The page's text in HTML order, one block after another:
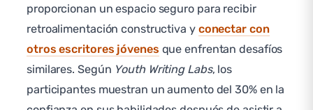
proporcionan un espacio seguro para recibir
retroalimentación constructiva y conectar con
otros escritores jóvenes que enfrentan desafíos
similares. Según Youth Writing Labs, los
participantes muestran un aumento del 30% en la